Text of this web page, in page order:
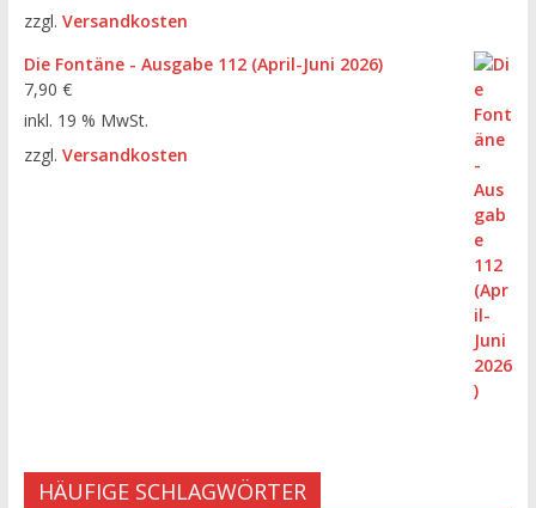
zzgl. Versandkosten
Die Fontäne - Ausgabe 112 (April-Juni 2026)
7,90 €
inkl. 19 % MwSt.
zzgl. Versandkosten
HÄUFIGE SCHLAGWÖRTER